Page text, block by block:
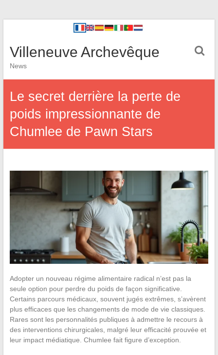
Villeneuve Archevêque
News
Le secret derrière la perte de
poids impressionnante de
Chumlee de Pawn Stars
Adopter un nouveau régime alimentaire radical n’est pas la
seule option pour perdre du poids de façon significative.
Certains parcours médicaux, souvent jugés extrêmes, s’avèrent
plus efficaces que les changements de mode de vie classiques.
Rares sont les personnalités publiques à admettre le recours à
des interventions chirurgicales, malgré leur efficacité prouvée et
leur impact médiatique. Chumlee fait figure d’exception.